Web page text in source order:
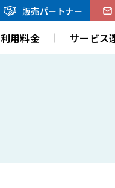
販売パートナー
利用料金 サービス